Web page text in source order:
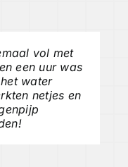
vol met
een uur was
water
netjes en